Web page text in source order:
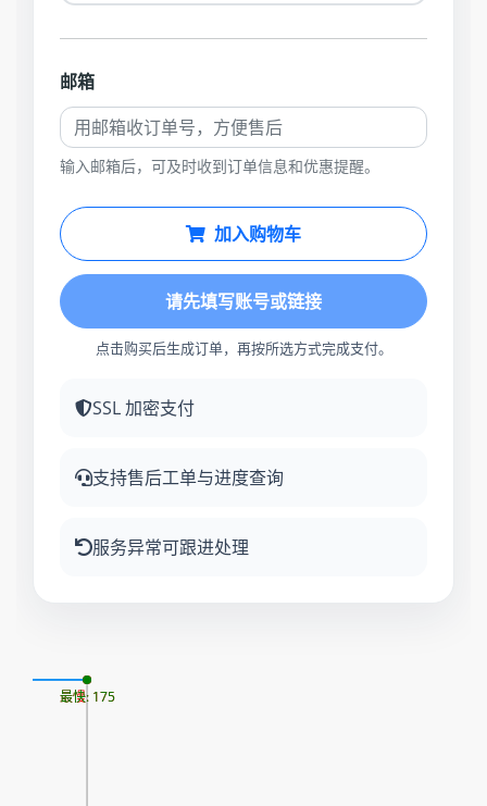
邮箱
输入邮箱后，可及时收到订单信息和优惠提醒。
加入购物车
请先填写账号或链接
点击购买后生成订单，再按所选方式完成支付。
SSL 加密支付
支持售后工单与进度查询
服务异常可跟进处理
最慢: 175
最快: 175